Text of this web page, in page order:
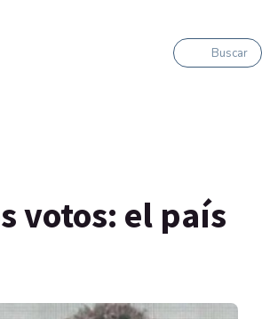
Buscar
votos: el país